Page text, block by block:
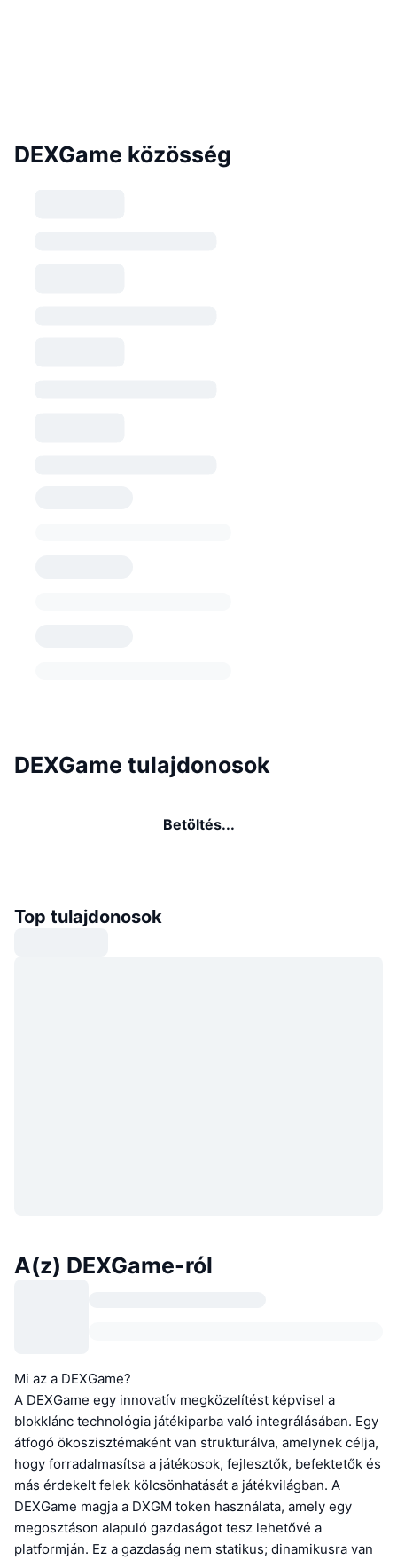
DEXGame közösség
DEXGame tulajdonosok
Betöltés...
Top tulajdonosok
A(z) DEXGame-ról
Mi az a DEXGame?
A DEXGame egy innovatív megközelítést képvisel a
blokklánc technológia játékiparba való integrálásában. Egy
átfogó ökoszisztémaként van strukturálva, amelynek célja,
hogy forradalmasítsa a játékosok, fejlesztők, befektetők és
más érdekelt felek kölcsönhatását a játékvilágban. A
DEXGame magja a DXGM token használata, amely egy
megosztáson alapuló gazdaságot tesz lehetővé a
platformján. Ez a gazdaság nem statikus; dinamikusra van